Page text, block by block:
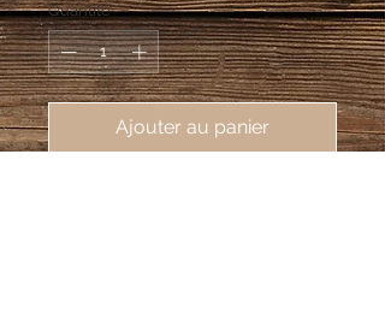
Quantité *
Ajouter au panier